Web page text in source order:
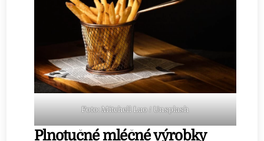
Foto: Mitchell Luo / Unsplash
Plnotučné mléčné výrobky